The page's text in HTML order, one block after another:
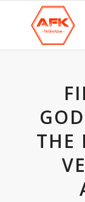
THE